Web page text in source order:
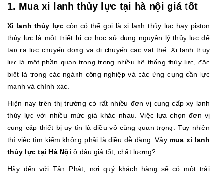
1. Mua xi lanh thủy lực tại hà nội giá tốt
Xi lanh thủy lựccòn có thể gọi là xi lanh thủy lực hay piston
thủy lực là một thiết bị cơ học sử dụng nguyên lý thủy lực để
tạo ra lực chuyển động và di chuyển các vật thể. Xi lanh thủy
lực là một phần quan trọng trong nhiều hệ thống thủy lực, đặc
biệt là trong các ngành công nghiệp và các ứng dụng cần lực
mạnh và chính xác.
Hiện nay trên thị trường có rất nhiều đơn vị cung cấp xy lanh
thủy lực với nhiều mức giá khác nhau. Việc lựa chọn đơn vị
cung cấp thiết bị uy tín là điều vô cùng quan trọng. Tuy nhiên
thì việc tìm kiếm không phải là điều dễ dàng. Vậy mua xi lanh
thủy lực tại Hà Nội ở đâu giá tốt, chất lượng?
Hãy đến với Tân Phát, nơi quý khách hàng sẽ có một trải